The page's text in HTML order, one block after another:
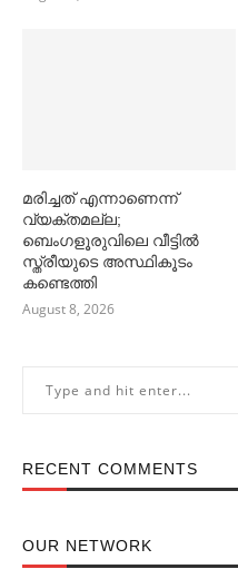
മരിച്ചത് എന്നാണെന്ന്
വ്യക്തമല്ല;
ബെംഗളൂരുവിലെ വീട്ടില്‍
സ്ത്രീയുടെ അസ്ഥികൂടം
കണ്ടെത്തി
August 8, 2026
RECENT COMMENTS
OUR NETWORK